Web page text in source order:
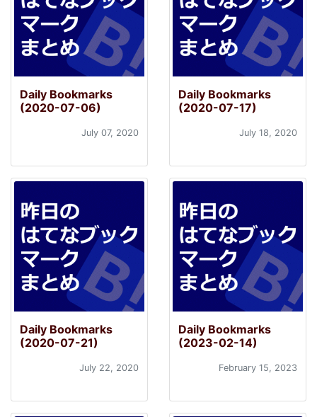
Daily Bookmarks
(2020-07-06)
July 07, 2020
Daily Bookmarks
(2020-07-17)
July 18, 2020
Daily Bookmarks
(2020-07-21)
July 22, 2020
Daily Bookmarks
(2023-02-14)
February 15, 2023